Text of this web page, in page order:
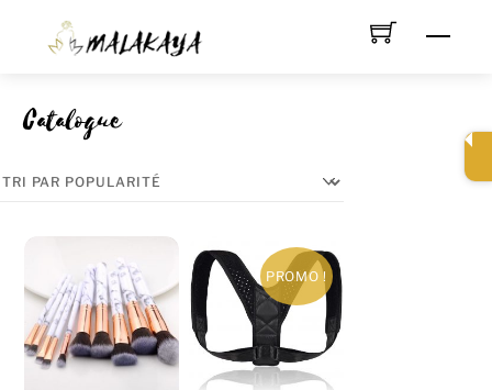
Catalogue
PROMO !